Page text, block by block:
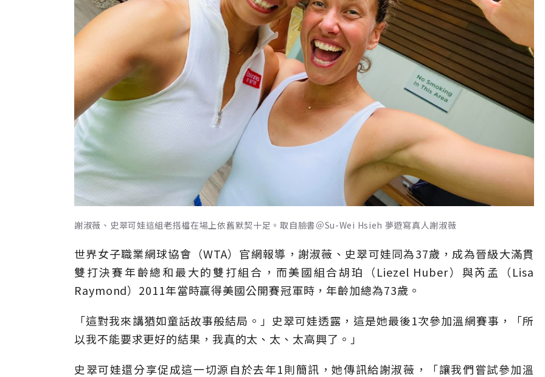
謝淑薇、史翠可娃這組老搭檔在場上依舊默契十足。取自臉書＠Su-Wei Hsieh 夢遊寫真人謝淑薇
世界女子職業網球協會（WTA）官網報導，謝淑薇、史翠可娃同為37歲，成為晉級大滿貫
雙打決賽年齡總和最大的雙打組合，而美國組合胡珀（Liezel Huber）與芮孟（Lisa
Raymond）2011年當時贏得美國公開賽冠軍時，年齡加總為73歲。
「這對我來講猶如童話故事般結局。」史翠可娃透露，這是她最後1次參加溫網賽事，「所
以我不能要求更好的結果，我真的太、太、太高興了。」
史翠可娃還分享促成這一切源自於去年1則簡訊，她傳訊給謝淑薇，「讓我們嘗試參加溫